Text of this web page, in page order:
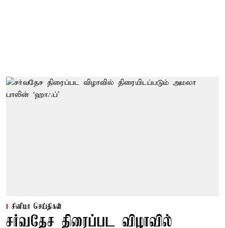
சினிமா செய்திகள்
சர்வதேச திரைப்பட விழாவில்